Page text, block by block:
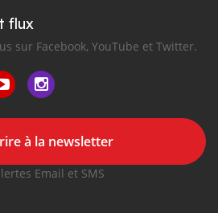
flux
sur Facebook, YouTube et Twitter.
à la newsletter
Email et SMS